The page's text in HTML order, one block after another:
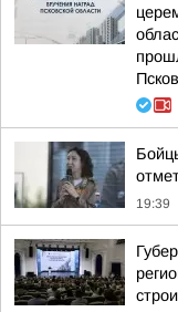
19:39